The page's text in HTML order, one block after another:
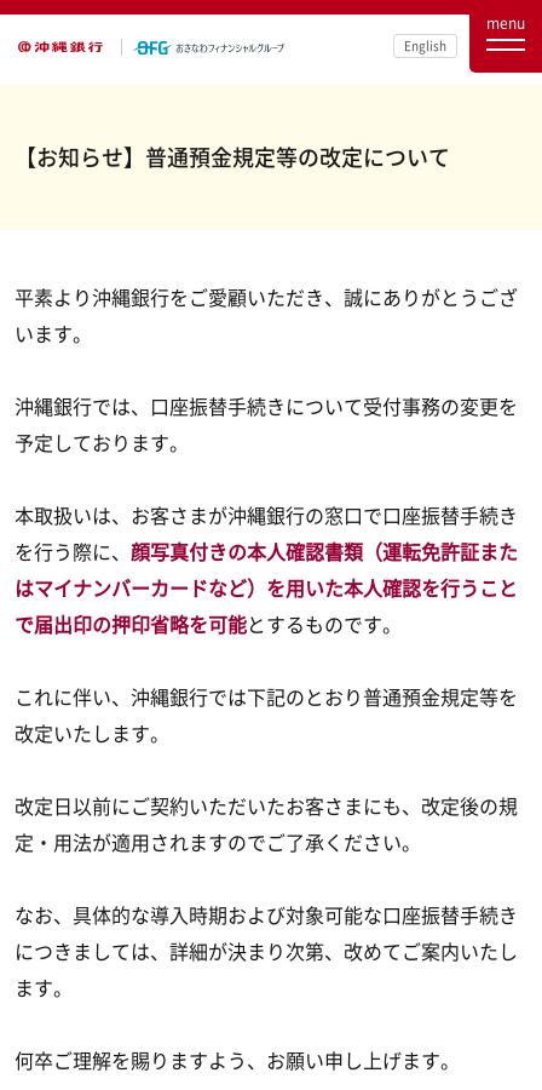
English
menu
【お知らせ】普通預金規定等の改定について
平素より沖縄銀行をご愛顧いただき、誠にありがとうござ
います。
沖縄銀行では、口座振替手続きについて受付事務の変更を
予定しております。
本取扱いは、お客さまが沖縄銀行の窓口で口座振替手続き
を行う際に、 顔写真付きの本人確認書類（運転免許証また
はマイナンバーカードなど）を用いた本人確認を行うこと
で届出印の押印省略を可能とするものです。
これに伴い、沖縄銀行では下記のとおり普通預金規定等を
改定いたします。
改定日以前にご契約いただいたお客さまにも、改定後の規
定・用法が適用されますのでご了承ください。
なお、具体的な導入時期および対象可能な口座振替手続き
につきましては、詳細が決まり次第、改めてご案内いたし
ます。
何卒ご理解を賜りますよう、お願い申し上げます。